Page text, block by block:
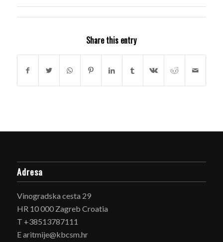
Share this entry
Adresa
Vinogradska cesta 29
HR 10 000 Zagreb Croatia
T +38513787111
E aritmije@kbcsm.hr